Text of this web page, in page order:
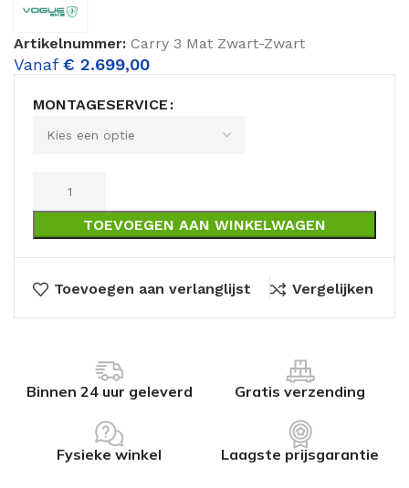
Artikelnummer: Carry 3 Mat Zwart-Zwart
Vanaf € 2.699,00
MONTAGESERVICE
TOEVOEGEN AAN WINKELWAGEN
Toevoegen aan verlanglijst Vergelijken
Binnen 24 uur geleverd Gratis verzending
Fysieke winkel Laagste prijsgarantie